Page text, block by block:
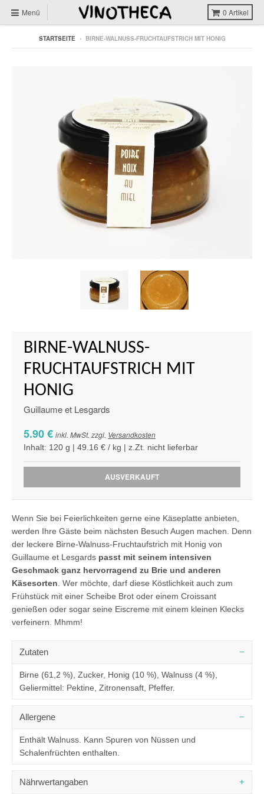
Menü 0 Artikel
STARTSEITE › BIRNE-WALNUSS-FRUCHTAUFSTRICH MIT HONIG
BIRNE-WALNUSS-
FRUCHTAUFSTRICH MIT
HONIG
Guillaume et Lesgards
5.90 € inkl. MwSt. zzgl. Versandkosten
Inhalt: 120 g | 49.16 € / kg | z.Zt. nicht lieferbar
AUSVERKAUFT
Wenn Sie bei Feierlichkeiten gerne eine Käseplatte anbieten,
werden Ihre Gäste beim nächsten Besuch Augen machen. Denn
der leckere Birne-Walnuss-Fruchtaufstrich mit Honig von
Guillaume et Lesgards passt mit seinem intensiven
Geschmack ganz hervorragend zu Brie und anderen
Käsesorten . Wer möchte, darf diese Köstlichkeit auch zum
Frühstück mit einer Scheibe Brot oder einem Croissant
genießen oder sogar seine Eiscreme mit einem kleinen Klecks
verfeinern. Mhmm!
Zutaten
Birne (61,2 %), Zucker, Honig (10 %), Walnuss (4 %),
Geliermittel: Pektine, Zitronensaft, Pfeffer.
Allergene
Enthält Walnuss. Kann Spuren von Nüssen und
Schalenfrüchten enthalten.
Nährwertangaben